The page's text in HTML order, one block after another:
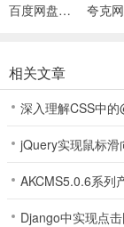
上车后需要我们在
当我们行程结束后
萝卜快跑安全吗
萝卜快跑APP采用
百度网盘绿色免安装Pc电脑版
相关文章
深入理解CSS中
jQuery实现鼠标
AKCMS5.0.6系列
Django中实现点